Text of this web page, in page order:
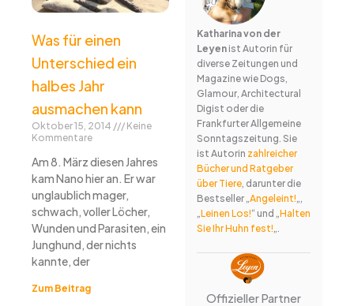
Was für einen
Unterschied ein
halbes Jahr
ausmachen kann
Oktober 15, 2014
Keine
Kommentare
Am 8. März diesen Jahres
kam Nano hier an. Er war
unglaublich mager,
schwach, voller Löcher,
Wunden und Parasiten, ein
Junghund, der nichts
kannte, der
Zum Beitrag
Katharina von der
Leyenist Autorin für
diverse Zeitungen und
Magazine wie Dogs,
Glamour, Architectural
Digist oder die
Frankfurter Allgemeine
Sonntagszeitung. Sie
ist Autorin zahlreicher
Bücher und Ratgeber
über Tiere, darunter die
Bestseller „Angeleint!„,
„Leinen Los!“ und „Halten
Sie Ihr Huhn fest!„.
Offizieller Partner